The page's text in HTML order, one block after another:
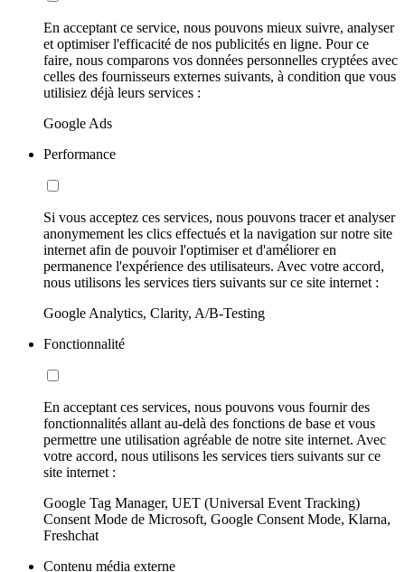
En acceptant ce service, nous pouvons mieux suivre, analyser
et optimiser l'efficacité de nos publicités en ligne. Pour ce
faire, nous comparons vos données personnelles cryptées avec
celles des fournisseurs externes suivants, à condition que vous
utilisiez déjà leurs services :
Google Ads
Performance
Si vous acceptez ces services, nous pouvons tracer et analyser
anonymement les clics effectués et la navigation sur notre site
internet afin de pouvoir l'optimiser et d'améliorer en
permanence l'expérience des utilisateurs. Avec votre accord,
nous utilisons les services tiers suivants sur ce site internet :
Google Analytics, Clarity, A/B-Testing
Fonctionnalité
En acceptant ces services, nous pouvons vous fournir des
fonctionnalités allant au-delà des fonctions de base et vous
permettre une utilisation agréable de notre site internet. Avec
votre accord, nous utilisons les services tiers suivants sur ce
site internet :
Google Tag Manager, UET (Universal Event Tracking)
Consent Mode de Microsoft, Google Consent Mode, Klarna,
Freshchat
Contenu média externe